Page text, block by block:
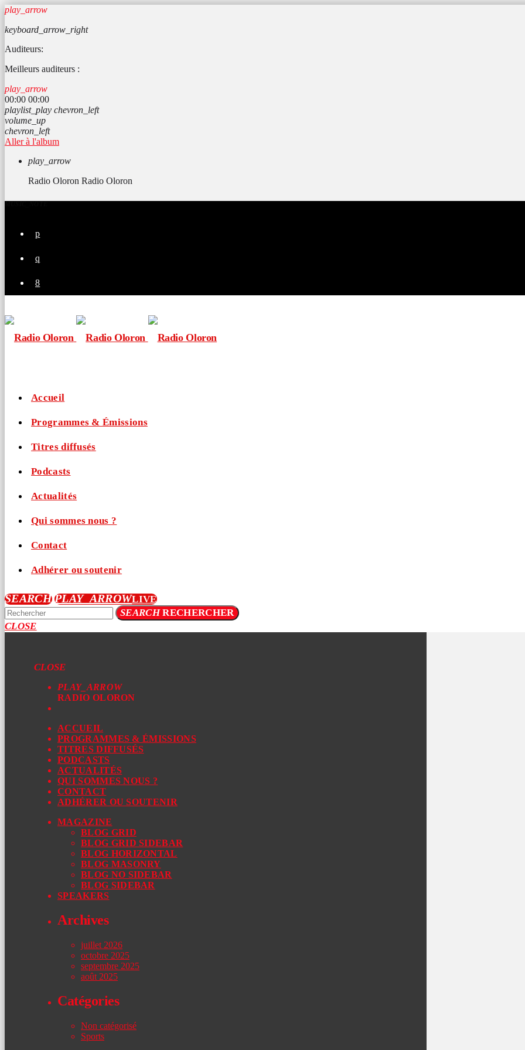
play_arrow
keyboard_arrow_right
Auditeurs:
Meilleurs auditeurs :
play_arrow
00:00 00:00
playlist_play chevron_left
volume_up
chevron_left
Aller à l'album
play_arrow
Radio Oloron Radio Oloron
Accueil
Programmes & Émissions
Titres diffusés
Podcasts
Actualités
Qui sommes nous ?
Contact
Adhérer ou soutenir
SEARCHPLAY_ARROWLIVE
SEARCHRECHERCHER
CLOSE
CLOSE
PLAY_ARROW
RADIO OLORON
ACCUEIL
PROGRAMMES & ÉMISSIONS
TITRES DIFFUSÉS
PODCASTS
ACTUALITÉS
QUI SOMMES NOUS ?
CONTACT
ADHÉRER OU SOUTENIR
MAGAZINE
BLOG GRID
BLOG GRID SIDEBAR
BLOG HORIZONTAL
BLOG MASONRY
BLOG NO SIDEBAR
BLOG SIDEBAR
SPEAKERS
Archives
juillet 2026
octobre 2025
septembre 2025
août 2025
Catégories
Non catégorisé
Sports